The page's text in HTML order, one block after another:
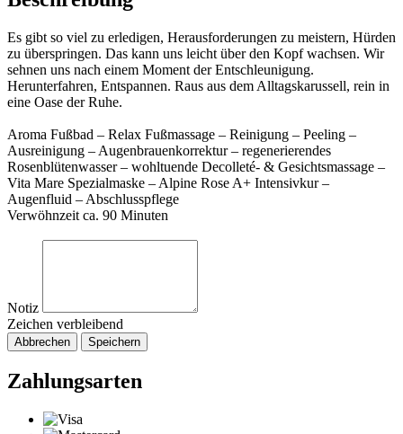
Es gibt so viel zu erledigen, Herausforderungen zu meistern, Hürden
zu überspringen. Das kann uns leicht über den Kopf wachsen. Wir
sehnen uns nach einem Moment der Entschleunigung.
Herunterfahren, Entspannen. Raus aus dem Alltagskarussell, rein in
eine Oase der Ruhe.
Aroma Fußbad – Relax Fußmassage – Reinigung – Peeling –
Ausreinigung – Augenbrauenkorrektur – regenerierendes
Rosenblütenwasser – wohltuende Decolleté- & Gesichtsmassage –
Vita Mare Spezialmaske – Alpine Rose A+ Intensivkur –
Augenfluid – Abschlusspflege
Verwöhnzeit ca. 90 Minuten
Notiz
Zeichen verbleibend
Abbrechen Speichern
Zahlungsarten